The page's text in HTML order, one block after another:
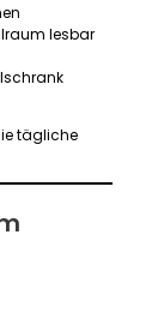
lesbar
tägliche